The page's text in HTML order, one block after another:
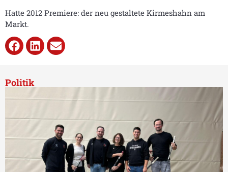
Hatte 2012 Premiere: der neu gestaltete Kirmeshahn am
Markt.
Politik